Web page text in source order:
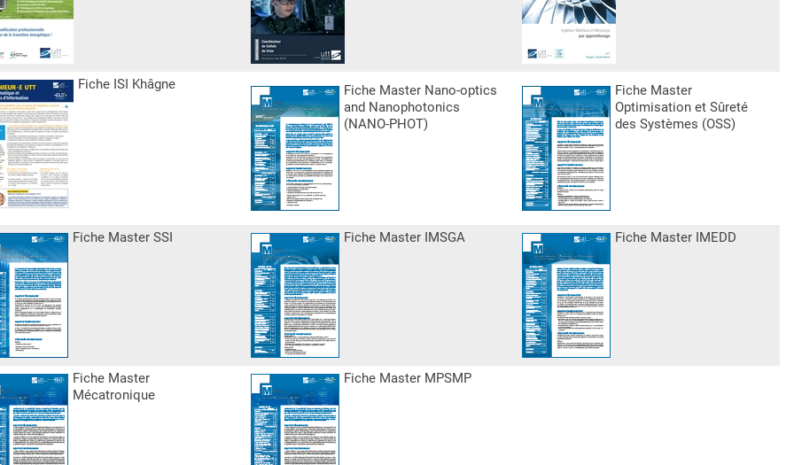
Fiche ISI Khâgne
Fiche Master Nano-optics
and Nanophotonics
(NANO-PHOT)
Fiche Master
Optimisation et Sûreté
des Systèmes (OSS)
Fiche Master SSI Fiche Master IMSGA Fiche Master IMEDD
Fiche Master
Mécatronique
Fiche Master MPSMP